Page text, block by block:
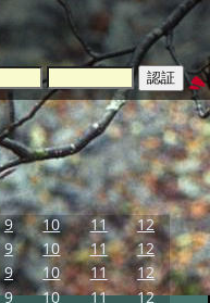
9 10 11 12
9 10 11 12
9 10 11 12
9 10 11 12